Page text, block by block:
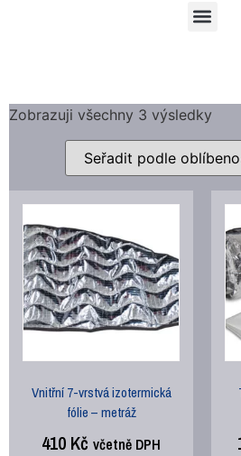
Zobrazuji všechny 3 výsledky
Vnitřní 7-vrstvá izotermická
fólie – metráž
410 Kč včetně DPH